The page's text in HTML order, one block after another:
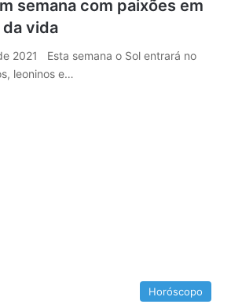
semana com paixões em
vida
2021 Esta semana o Sol entrará no
leoninos e…
Horóscopo